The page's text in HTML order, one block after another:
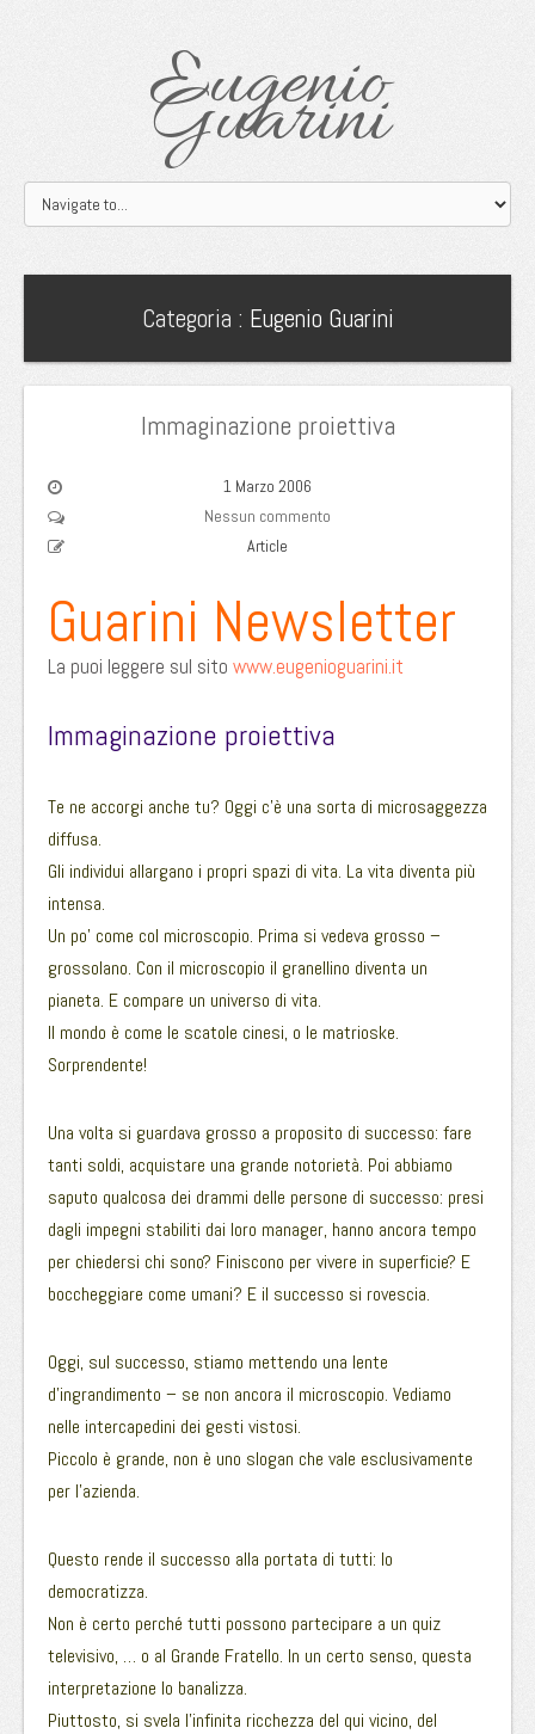
Eugenio
Guarini
Categoria : Eugenio Guarini
Immaginazione proiettiva
1 Marzo 2006
Nessun commento
Article
Guarini Newsletter
La puoi leggere sul sito www.eugenioguarini.it
Immaginazione proiettiva
Te ne accorgi anche tu? Oggi c’è una sorta di microsaggezza
diffusa.
Gli individui allargano i propri spazi di vita. La vita diventa più
intensa.
Un po’ come col microscopio. Prima si vedeva grosso –
grossolano. Con il microscopio il granellino diventa un
pianeta. E compare un universo di vita.
Il mondo è come le scatole cinesi, o le matrioske.
Sorprendente!
Una volta si guardava grosso a proposito di successo: fare
tanti soldi, acquistare una grande notorietà. Poi abbiamo
saputo qualcosa dei drammi delle persone di successo: presi
dagli impegni stabiliti dai loro manager, hanno ancora tempo
per chiedersi chi sono? Finiscono per vivere in superficie? E
boccheggiare come umani? E il successo si rovescia.
Oggi, sul successo, stiamo mettendo una lente
d’ingrandimento – se non ancora il microscopio. Vediamo
nelle intercapedini dei gesti vistosi.
Piccolo è grande, non è uno slogan che vale esclusivamente
per l’azienda.
Questo rende il successo alla portata di tutti: lo
democratizza.
Non è certo perché tutti possono partecipare a un quiz
televisivo, … o al Grande Fratello. In un certo senso, questa
interpretazione lo banalizza.
Piuttosto, si svela l’infinita ricchezza del qui vicino, del